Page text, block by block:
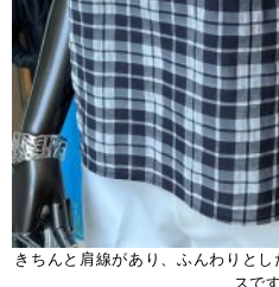
きちんと肩線があり、ふんわりと
スで